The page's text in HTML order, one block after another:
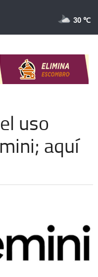
30 ℃
uso
aquí